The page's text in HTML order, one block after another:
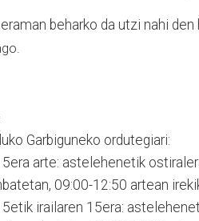
beharko da utzi nahi
Garbiguneko ordutegiari:
arte: astelehenetik
09:00-12:50 artean
irailaren 15era: